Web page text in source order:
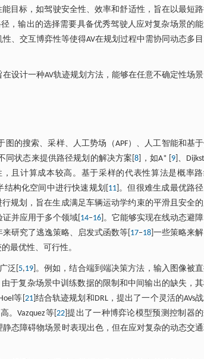
能目标，如驾驶安全性、效率和舒适性，旨在以最短
，输出的选择需要具备优秀驾驶人应对复杂场景的能
、交互博弈性等使得AV在规划过程中需协同动态多目
设计一种AV轨迹规划方法，能够在任意不确定性场景
的搜索、采样、人工势场（APF）、人工智能和基
同状态来提供路径规划的解决方案[8 ]，如A* [ 9 ]、
且计算成本较高。基于采样的代表性算法是概率路
构化空间中进行快速规划[ 11 ]。但很难生成最优路
规划，旨在生成满足车辆运动学约束的平滑且安全
并应用于多个领域[ 14‒16]。它能够实现在线动态避
研究了逃逸策略、启发式函数等[ 17‒18 ]一些策略来
最优性、可行性。
泛[ 5,19]。例如，结合端到端决策方法，输入图像被
于复杂场景中训练数据的限制和中间输出的缺失，
等[ 21]结合轨迹规划和DRL，提出了一个灵活的AVs
。Vazquez等[ 22]提出了一种博弈论模型预测控制器
态障碍物场景时表现出色，但在应对复杂的动态交